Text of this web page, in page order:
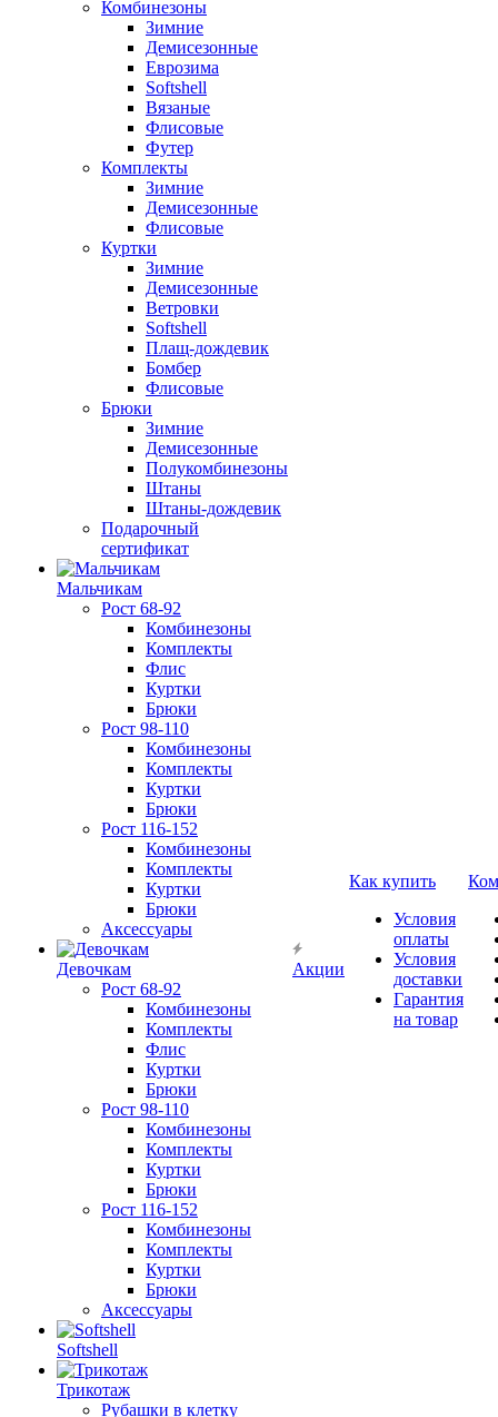
Комбинезоны
Зимние
Демисезонные
Еврозима
Softshell
Вязаные
Флисовые
Футер
Комплекты
Зимние
Демисезонные
Флисовые
Куртки
Зимние
Демисезонные
Ветровки
Softshell
Плащ-дождевик
Бомбер
Флисовые
Брюки
Зимние
Демисезонные
Полукомбинезоны
Штаны
Штаны-дождевик
Подарочный
сертификат
Мальчикам
Рост 68-92
Комбинезоны
Комплекты
Флис
Куртки
Брюки
Рост 98-110
Комбинезоны
Комплекты
Куртки
Брюки
Рост 116-152
Комбинезоны
Комплекты
Куртки
Брюки
Аксессуары
Девочкам
Рост 68-92
Комбинезоны
Комплекты
Флис
Куртки
Брюки
Рост 98-110
Комбинезоны
Комплекты
Куртки
Брюки
Рост 116-152
Комбинезоны
Комплекты
Куртки
Брюки
Аксессуары
Softshell
Трикотаж
Рубашки в клетку
Акции
Как купить
Условия
оплаты
Условия
доставки
Гарантия
на товар